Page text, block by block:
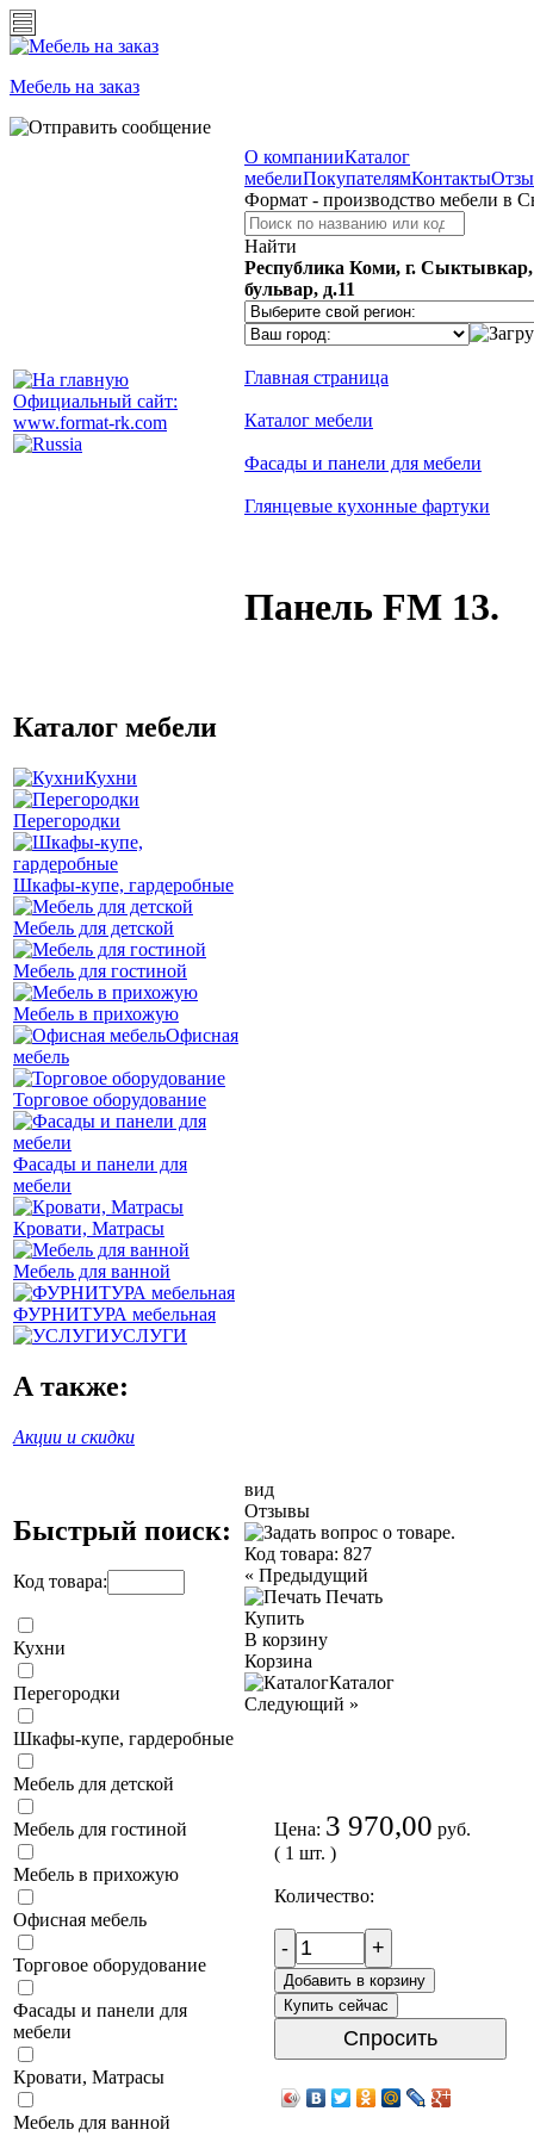
Мебель на заказ
Официальный сайт:
www.format-rk.com
О компанииКаталог
мебелиПокупателямКонтакты
Формат - производство мебели в
Найти
Республика Коми, г.
бульвар, д.11
Главная страница
Каталог мебели
Фасады и панели для мебели
Глянцевые кухонные фартуки
Панель FM 13.
Каталог мебели
Кухни
Перегородки
Шкафы-купе, гардеробные
Мебель для детской
Мебель для гостиной
Мебель в прихожую
Офисная
мебель
Торговое оборудование
Фасады и панели для
мебели
Кровати, Матрасы
Мебель для ванной
ФУРНИТУРА мебельная
УСЛУГИ
А также:
Акции и скидки
Быстрый поиск:
Код товара:
Кухни
Перегородки
Шкафы-купе, гардеробные
Мебель для детской
Мебель для гостиной
Мебель в прихожую
Офисная мебель
Торговое оборудование
Фасады и панели для
мебели
Кровати, Матрасы
Мебель для ванной
вид
Отзывы
Код товара: 827
« Предыдущий
Печать
Купить
В корзину
Корзина
Каталог
Следующий »
Цена: 3 970,00 руб.
( 1 шт. )
Количество:
- +
Добавить в корзину
Купить сейчас
Спросить